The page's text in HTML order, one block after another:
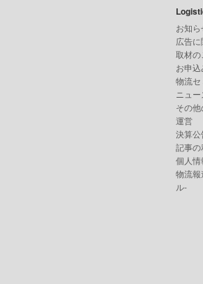
お知ら
広告
取材
お申込
物流
ニュ
その
運営
決算公
記事の
個人
物流
ル-